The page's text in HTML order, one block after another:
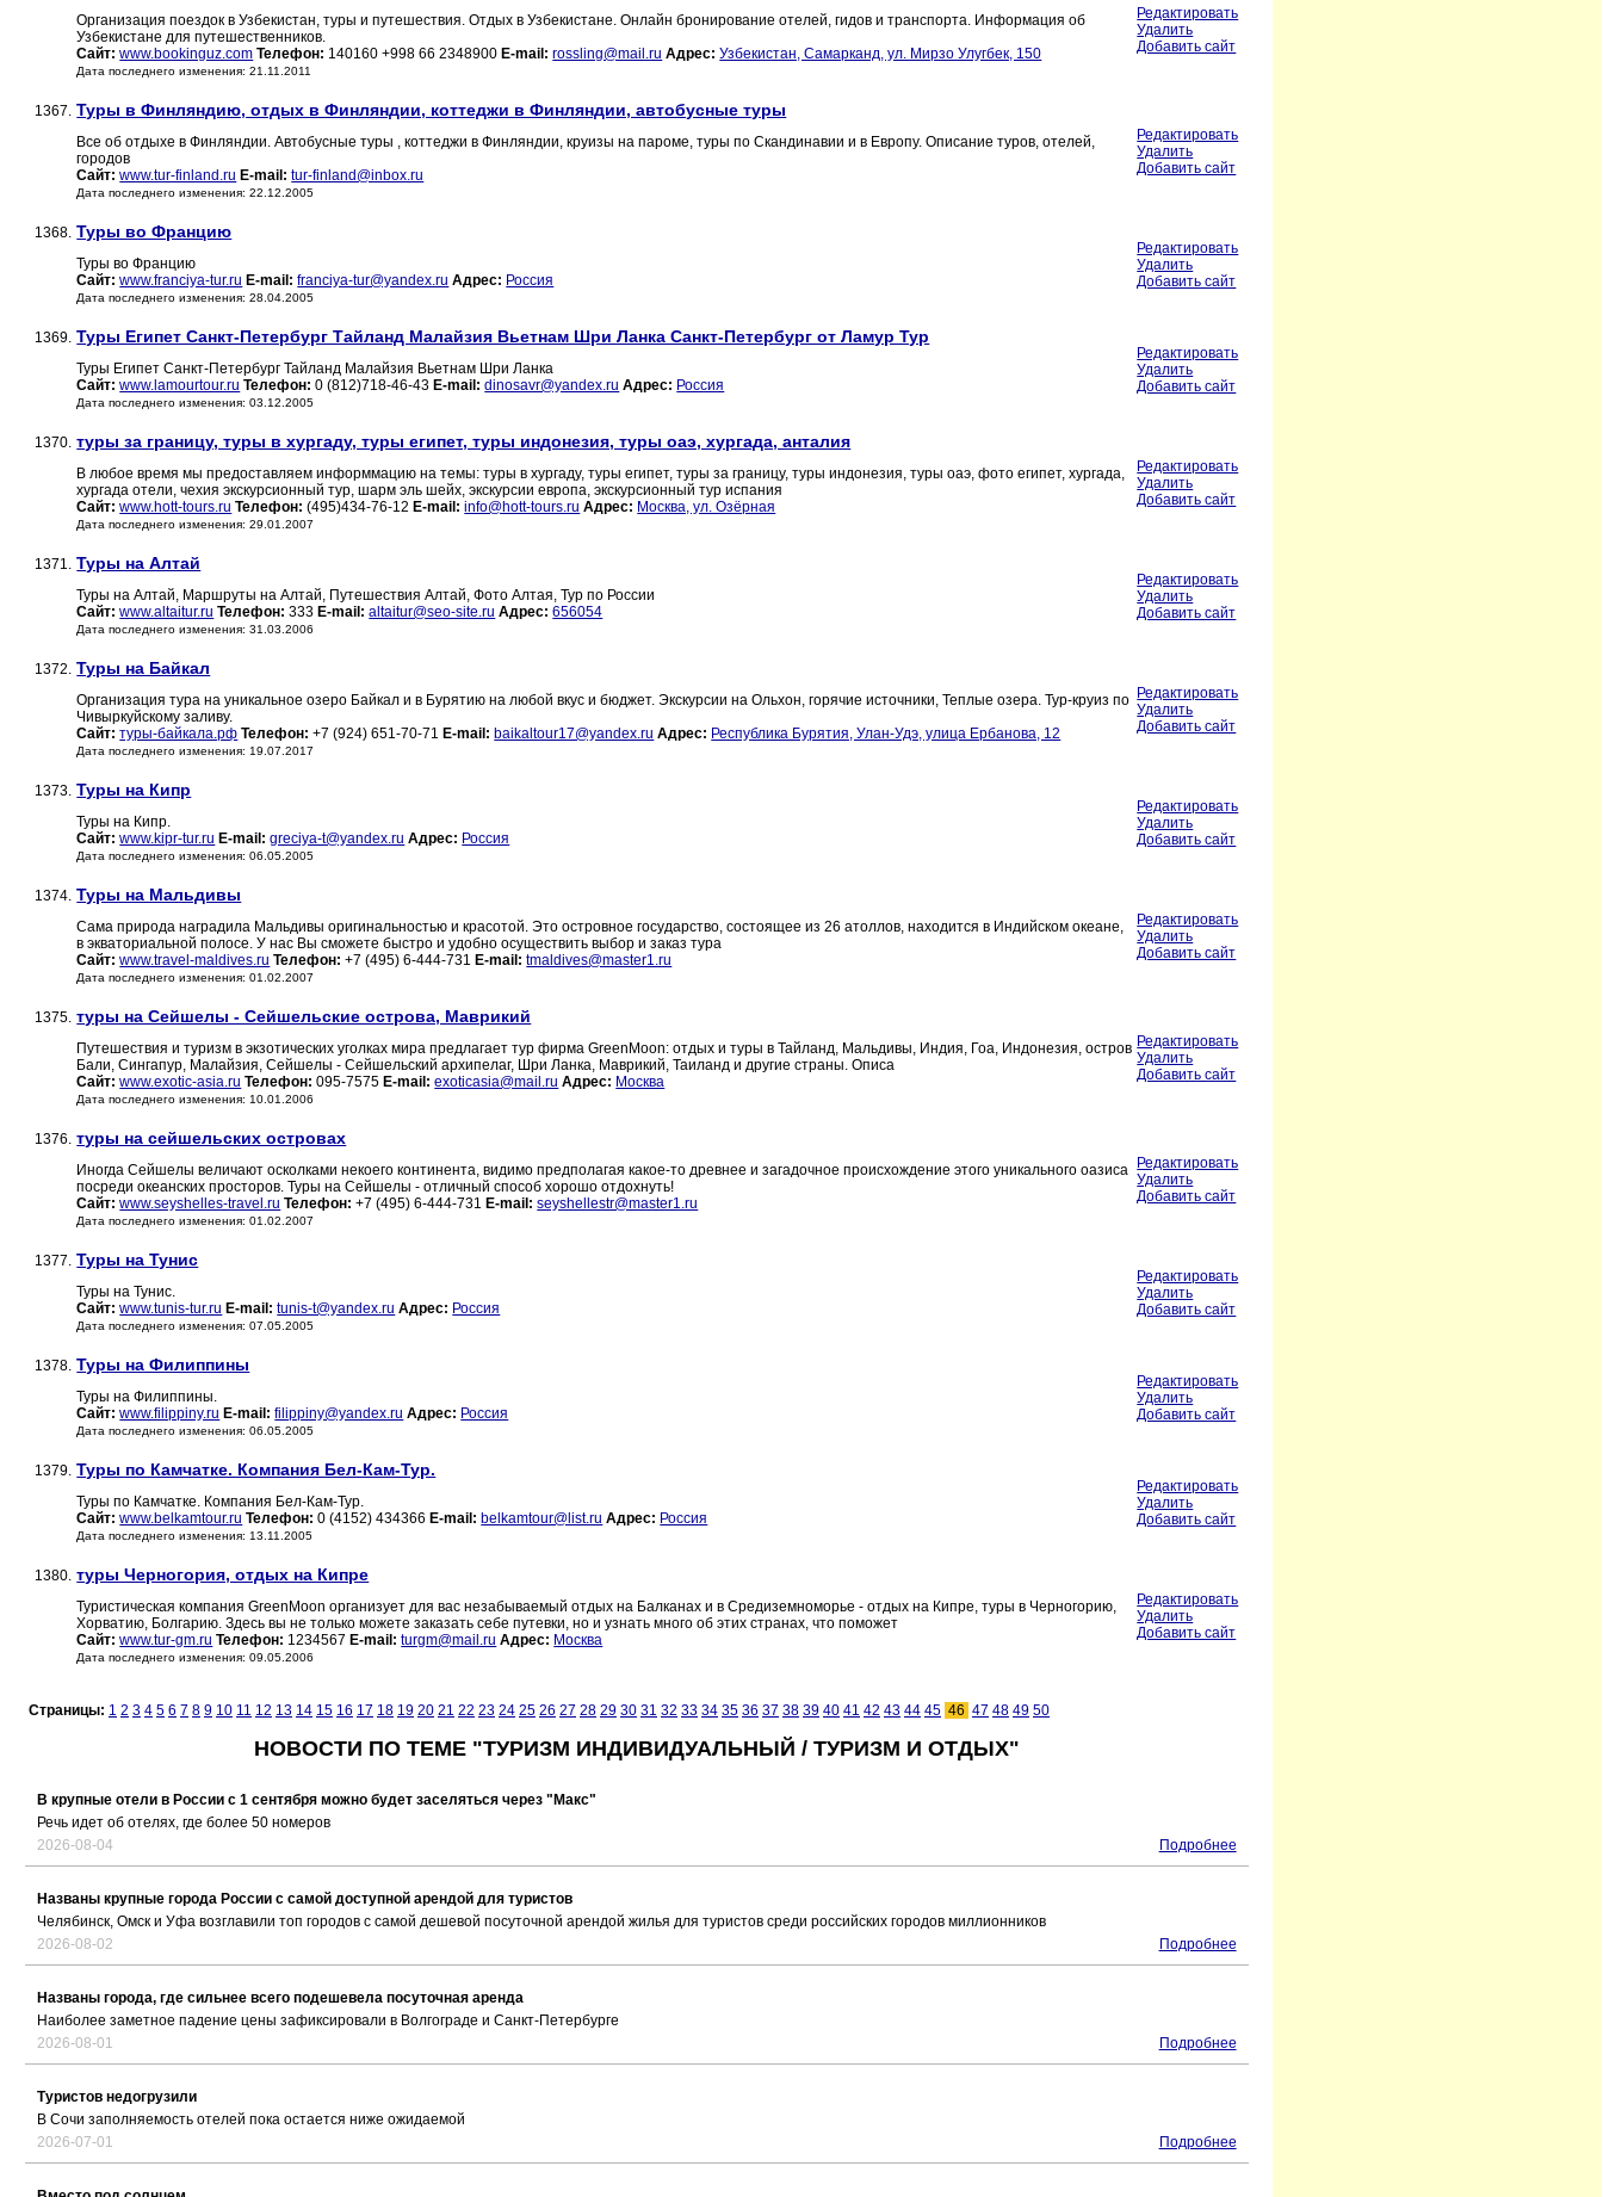
Организация поездок в Узбекистан, туры и путешествия. Отдых в Узбекистане. Онлайн бронирование отелей, гидов и транспорта. Информация об
Узбекистане для путешественников.
Сайт: www.bookinguz.com Телефон: 140160 +998 66 2348900 E-mail: rossling@mail.ru Адрес: Узбекистан, Самарканд, ул. Мирзо Улугбек, 150
Дата последнего изменения: 21.11.2011
Редактировать
Удалить
Добавить сайт
1367. Туры в Финляндию, отдых в Финляндии, коттеджи в Финляндии, автобусные туры
Все об отдыхе в Финляндии. Автобусные туры , коттеджи в Финляндии, круизы на пароме, туры по Скандинавии и в Европу. Описание туров, отелей,
городов
Сайт: www.tur-finland.ru E-mail: tur-finland@inbox.ru
Дата последнего изменения: 22.12.2005
Редактировать
Удалить
Добавить сайт
1368. Туры во Францию
Туры во Францию
Сайт: www.franciya-tur.ru E-mail: franciya-tur@yandex.ru Адрес: Россия
Дата последнего изменения: 28.04.2005
Редактировать
Удалить
Добавить сайт
1369. Туры Египет Санкт-Петербург Тайланд Малайзия Вьетнам Шри Ланка Санкт-Петербург от Ламур Тур
Туры Египет Санкт-Петербург Тайланд Малайзия Вьетнам Шри Ланка
Сайт: www.lamourtour.ru Телефон: 0 (812)718-46-43 E-mail: dinosavr@yandex.ru Адрес: Россия
Дата последнего изменения: 03.12.2005
Редактировать
Удалить
Добавить сайт
1370. туры за границу, туры в хургаду, туры египет, туры индонезия, туры оаэ, хургада, анталия
В любое время мы предоставляем информмацию на темы: туры в хургаду, туры египет, туры за границу, туры индонезия, туры оаэ, фото египет, хургада,
хургада отели, чехия экскурсионный тур, шарм эль шейх, экскурсии европа, экскурсионный тур испания
Сайт: www.hott-tours.ru Телефон: (495)434-76-12 E-mail: info@hott-tours.ru Адрес: Москва, ул. Озёрная
Дата последнего изменения: 29.01.2007
Редактировать
Удалить
Добавить сайт
1371. Туры на Алтай
Туры на Алтай, Маршруты на Алтай, Путешествия Алтай, Фото Алтая, Тур по России
Сайт: www.altaitur.ru Телефон: 333 E-mail: altaitur@seo-site.ru Адрес: 656054
Дата последнего изменения: 31.03.2006
Редактировать
Удалить
Добавить сайт
1372. Туры на Байкал
Организация тура на уникальное озеро Байкал и в Бурятию на любой вкус и бюджет. Экскурсии на Ольхон, горячие источники, Теплые озера. Тур-круиз по
Чивыркуйскому заливу.
Сайт: туры-байкала.рф Телефон: +7 (924) 651-70-71 E-mail: baikaltour17@yandex.ru Адрес: Республика Бурятия, Улан-Удэ, улица Ербанова, 12
Дата последнего изменения: 19.07.2017
Редактировать
Удалить
Добавить сайт
1373. Туры на Кипр
Туры на Кипр.
Сайт: www.kipr-tur.ru E-mail: greciya-t@yandex.ru Адрес: Россия
Дата последнего изменения: 06.05.2005
Редактировать
Удалить
Добавить сайт
1374. Туры на Мальдивы
Сама природа наградила Мальдивы оригинальностью и красотой. Это островное государство, состоящее из 26 атоллов, находится в Индийском океане,
в экваториальной полосе. У нас Вы сможете быстро и удобно осуществить выбор и заказ тура
Сайт: www.travel-maldives.ru Телефон: +7 (495) 6-444-731 E-mail: tmaldives@master1.ru
Дата последнего изменения: 01.02.2007
Редактировать
Удалить
Добавить сайт
1375. туры на Сейшелы - Сейшельские острова, Маврикий
Путешествия и туризм в экзотических уголках мира предлагает тур фирма GreenMoon: отдых и туры в Тайланд, Мальдивы, Индия, Гоа, Индонезия, остров
Бали, Сингапур, Малайзия, Сейшелы - Сейшельский архипелаг, Шри Ланка, Маврикий, Таиланд и другие страны. Описа
Сайт: www.exotic-asia.ru Телефон: 095-7575 E-mail: exoticasia@mail.ru Адрес: Москва
Дата последнего изменения: 10.01.2006
Редактировать
Удалить
Добавить сайт
1376. туры на сейшельских островах
Иногда Сейшелы величают осколками некоего континента, видимо предполагая какое-то древнее и загадочное происхождение этого уникального оазиса
посреди океанских просторов. Туры на Сейшелы - отличный способ хорошо отдохнуть!
Сайт: www.seyshelles-travel.ru Телефон: +7 (495) 6-444-731 E-mail: seyshellestr@master1.ru
Дата последнего изменения: 01.02.2007
Редактировать
Удалить
Добавить сайт
1377. Туры на Тунис
Туры на Тунис.
Сайт: www.tunis-tur.ru E-mail: tunis-t@yandex.ru Адрес: Россия
Дата последнего изменения: 07.05.2005
Редактировать
Удалить
Добавить сайт
1378. Туры на Филиппины
Туры на Филиппины.
Сайт: www.filippiny.ru E-mail: filippiny@yandex.ru Адрес: Россия
Дата последнего изменения: 06.05.2005
Редактировать
Удалить
Добавить сайт
1379. Туры по Камчатке. Компания Бел-Кам-Тур.
Туры по Камчатке. Компания Бел-Кам-Тур.
Сайт: www.belkamtour.ru Телефон: 0 (4152) 434366 E-mail: belkamtour@list.ru Адрес: Россия
Дата последнего изменения: 13.11.2005
Редактировать
Удалить
Добавить сайт
1380. туры Черногория, отдых на Кипре
Туристическая компания GreenMoon организует для вас незабываемый отдых на Балканах и в Средиземноморье - отдых на Кипре, туры в Черногорию,
Хорватию, Болгарию. Здесь вы не только можете заказать себе путевки, но и узнать много об этих странах, что поможет
Сайт: www.tur-gm.ru Телефон: 1234567 E-mail: turgm@mail.ru Адрес: Москва
Дата последнего изменения: 09.05.2006
Редактировать
Удалить
Добавить сайт
Страницы: 1 2 3 4 5 6 7 8 9 10 11 12 13 14 15 16 17 18 19 20 21 22 23 24 25 26 27 28 29 30 31 32 33 34 35 36 37 38 39 40 41 42 43 44 45 46 47 48 49 50
НОВОСТИ ПО ТЕМЕ "ТУРИЗМ ИНДИВИДУАЛЬНЫЙ / ТУРИЗМ И ОТДЫХ"
В крупные отели в России с 1 сентября можно будет заселяться через "Макс"
Речь идет об отелях, где более 50 номеров
2026-08-04
Подробнее
Названы крупные города России с самой доступной арендой для туристов
Челябинск, Омск и Уфа возглавили топ городов с самой дешевой посуточной арендой жилья для туристов среди российских городов миллионников
2026-08-02
Подробнее
Названы города, где сильнее всего подешевела посуточная аренда
Наиболее заметное падение цены зафиксировали в Волгограде и Санкт-Петербурге
2026-08-01
Подробнее
Туристов недогрузили
В Сочи заполняемость отелей пока остается ниже ожидаемой
2026-07-01
Подробнее